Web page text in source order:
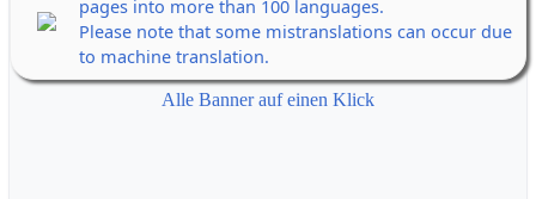
pages into more than 100 languages.
Please note that some mistranslations can occur due
to machine translation.
Alle Banner auf einen Klick